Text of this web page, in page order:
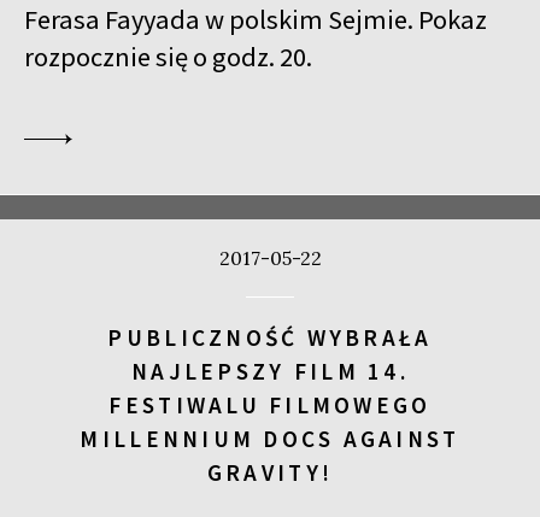
Ferasa Fayyada w polskim Sejmie. Pokaz
rozpocznie się o godz. 20.
2017-05-22
PUBLICZNOŚĆ WYBRAŁA
NAJLEPSZY FILM 14.
FESTIWALU FILMOWEGO
MILLENNIUM DOCS AGAINST
GRAVITY!